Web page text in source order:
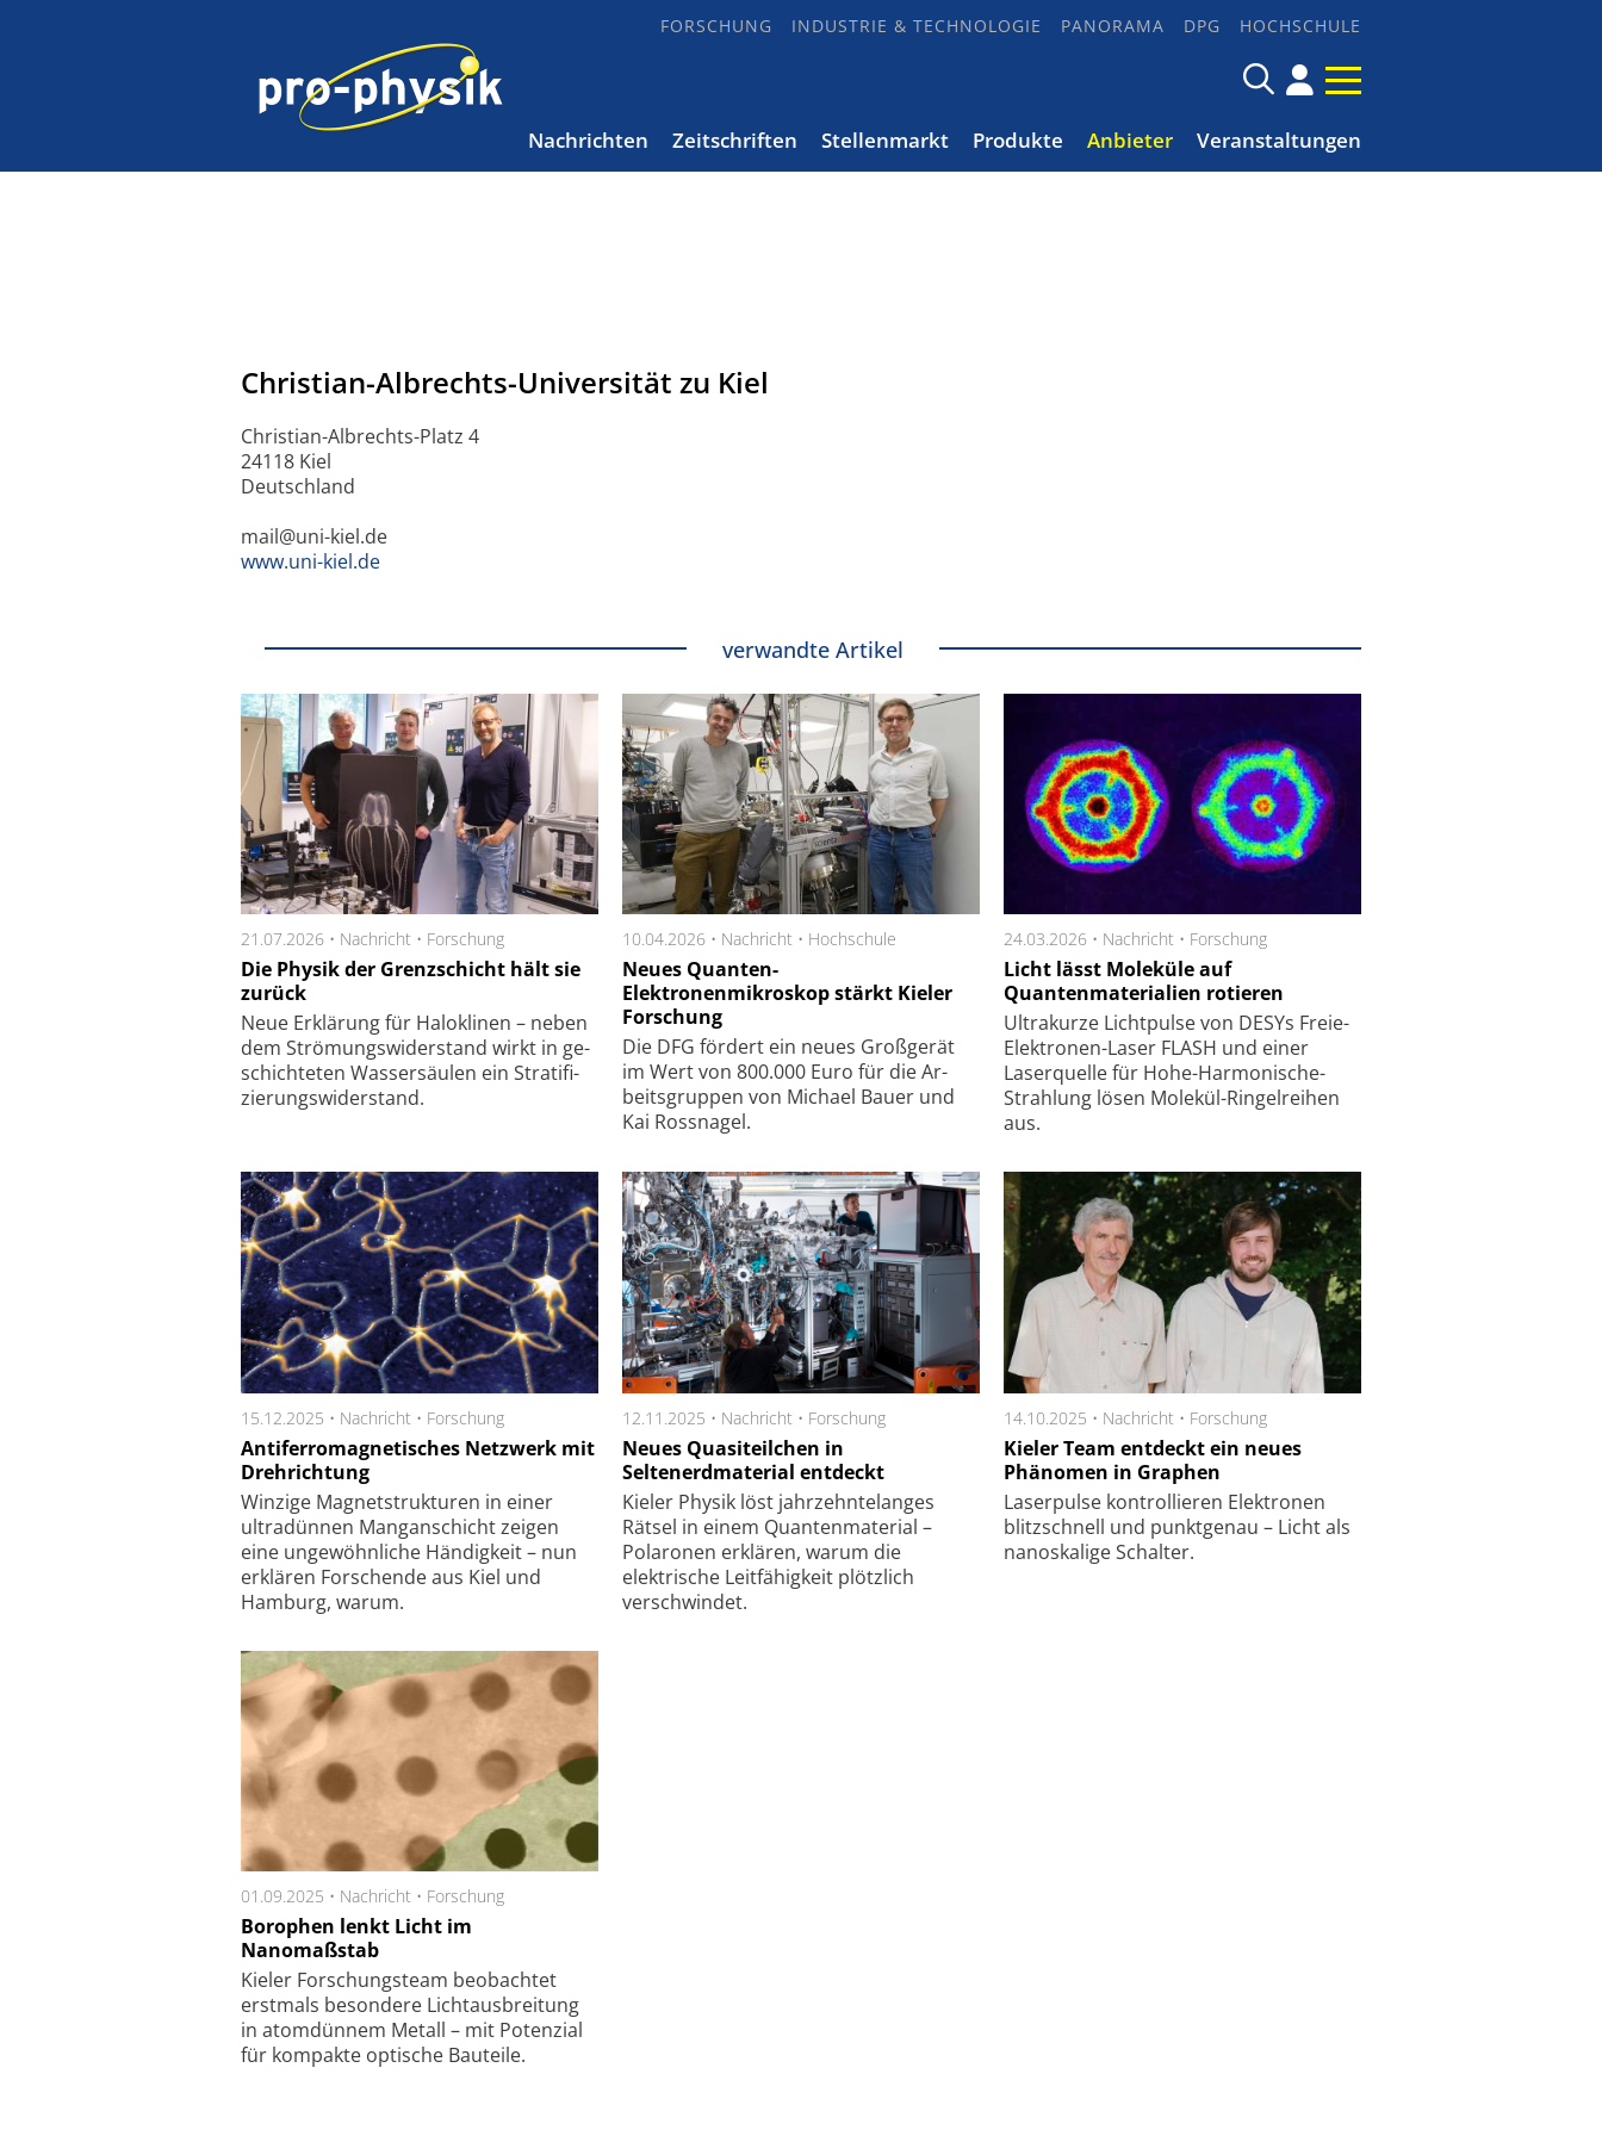
FORSCHUNG INDUSTRIE & TECHNOLOGIE PANORAMA DPG HOCHSCHULE
Nachrichten Zeitschriften Stellenmarkt Produkte Anbieter Veranstaltungen
Christian-Albrechts-Universität zu Kiel
Christian-Albrechts-Platz 4
24118 Kiel
Deutschland
mail@uni-kiel.de
www.uni-kiel.de
verwandte Artikel
21.07.2026 • Nachricht • Forschung
Die Physik der Grenzschicht hält sie
zurück
Neue Er­klä­rung für Ha­lo­kli­nen – neben
dem Strö­mungs­wi­der­stand wirkt in ge­
schich­te­ten Was­ser­säu­len ein Stra­ti­fi­
zie­rungs­wi­der­stand.
10.04.2026 • Nachricht • Hochschule
Neues Quanten-
Elektronenmikroskop stärkt Kieler
Forschung
Die DFG för­dert ein neues Groß­ge­rät
im Wert von 800.000 Euro für die Ar­
beits­grup­pen von Micha­el Bau­er und
Kai Ross­nagel.
24.03.2026 • Nachricht • Forschung
Licht lässt Moleküle auf
Quantenmaterialien rotieren
Ultra­kurze Licht­pulse von DESYs Freie-
Elek­tronen-Laser FLASH und einer
Laser­quelle für Hohe-Harmo­ni­sche-
Strah­lung lösen Molekül-Ringel­reihen
aus.
15.12.2025 • Nachricht • Forschung
Antiferromagnetisches Netzwerk mit
Drehrichtung
Winzige Magnetstrukturen in einer
ultradünnen Manganschicht zeigen
eine ungewöhnliche Händigkeit – nun
erklären Forschende aus Kiel und
Hamburg, warum.
12.11.2025 • Nachricht • Forschung
Neues Quasiteilchen in
Seltenerdmaterial entdeckt
Kieler Physik löst jahrzehntelanges
Rätsel in einem Quantenmaterial –
Polaronen erklären, warum die
elektrische Leitfähigkeit plötzlich
verschwindet.
14.10.2025 • Nachricht • Forschung
Kieler Team entdeckt ein neues
Phänomen in Graphen
Laserpulse kontrollieren Elektronen
blitzschnell und punktgenau – Licht als
nanoskalige Schalter.
01.09.2025 • Nachricht • Forschung
Borophen lenkt Licht im
Nanomaßstab
Kieler Forschungsteam beobachtet
erstmals besondere Lichtausbreitung
in atomdünnem Metall – mit Potenzial
für kompakte optische Bauteile.